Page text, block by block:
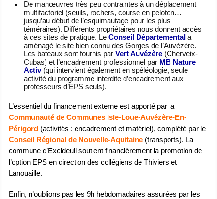
De manœuvres très peu contraintes à un déplacement
multifactoriel (seuils, rochers, course en peloton…
jusqu’au début de l’esquimautage pour les plus
téméraires). Différents propriétaires nous donnent accès
à ces sites de pratique. LeConseil Départemental a
aménagé le site bien connu des Gorges de l’Auvézère.
Les bateaux sont fournis parVert Auvézère (Cherveix-
Cubas) et l’encadrement professionnel par MB Nature
Activ(qui intervient également en spéléologie, seule
activité du programme interdite d’encadrement aux
professeurs d’EPS seuls).
L’essentiel du financement externe est apporté par la
Communauté de Communes Isle-Loue-Auvézère-En-
Périgord (activités : encadrement et matériel), complété par le
Conseil Régional de Nouvelle-Aquitaine (transports). La
commune d’Excideuil soutient financièrement la promotion de
l’option EPS en direction des collégiens de Thiviers et
Lanouaille.
Enfin, n’oublions pas les 9h hebdomadaires assurées par les